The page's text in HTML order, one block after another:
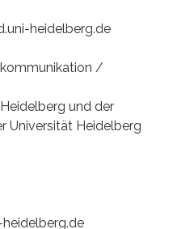
heidelberg.de
/
und der
Universität Heidelberg
heidelberg.de